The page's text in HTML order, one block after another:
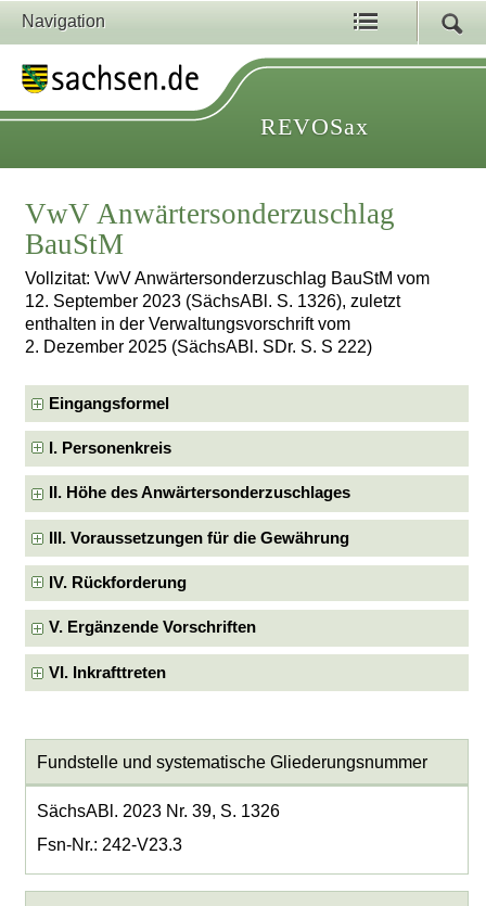
Navigation
REVOSax
VwV Anwärtersonderzuschlag
BauStM
Vollzitat: VwV Anwärtersonderzuschlag BauStM vom
12. September 2023 (SächsABl. S. 1326), zuletzt
enthalten in der Verwaltungsvorschrift vom
2. Dezember 2025 (SächsABl. SDr. S. S 222)
Eingangsformel
I. Personenkreis
II. Höhe des Anwärtersonderzuschlages
III. Voraussetzungen für die Gewährung
IV. Rückforderung
V. Ergänzende Vorschriften
VI. Inkrafttreten
Fundstelle und systematische Gliederungsnummer
SächsABl. 2023 Nr. 39, S. 1326
Fsn-Nr.: 242-V23.3